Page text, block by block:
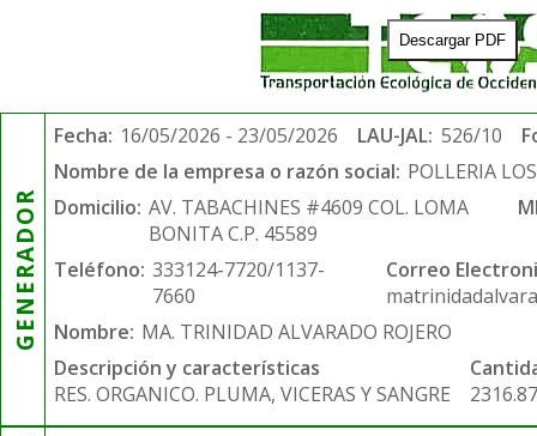
Descargar PDF
GENERADOR
Fecha: 16/05/2026 - 23/05/2026 LAU-JAL: 526/10
Nombre de la empresa o razón social: POLLERIA
Domicilio: AV. TABACHINES #4609 COL. LOMA
BONITA C.P. 45589
Teléfono: 333124-7720/1137-
7660
Correo
Nombre: MA. TRINIDAD ALVARADO ROJERO
Descripción y características
RES. ORGANICO. PLUMA, VICERAS Y SANGRE
2316.87